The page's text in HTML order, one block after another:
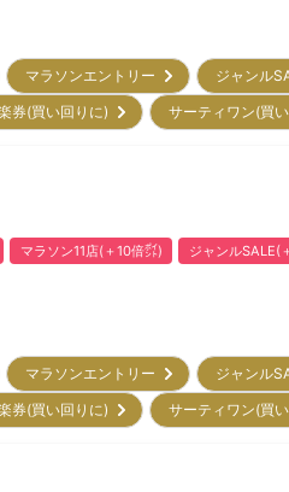
マラソンエントリー ジャンル
券(買い回りに) サーティワン(買
マラソン11店(＋10倍㌽) ジャンルSALE(
マラソンエントリー ジャンル
券(買い回りに) サーティワン(買